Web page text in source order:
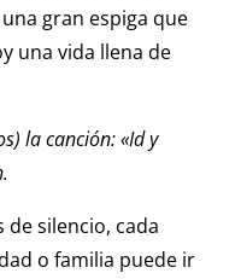
gran espiga que
una vida llena de
la canción: «Id y
silencio, cada
o fami­lia puede ir